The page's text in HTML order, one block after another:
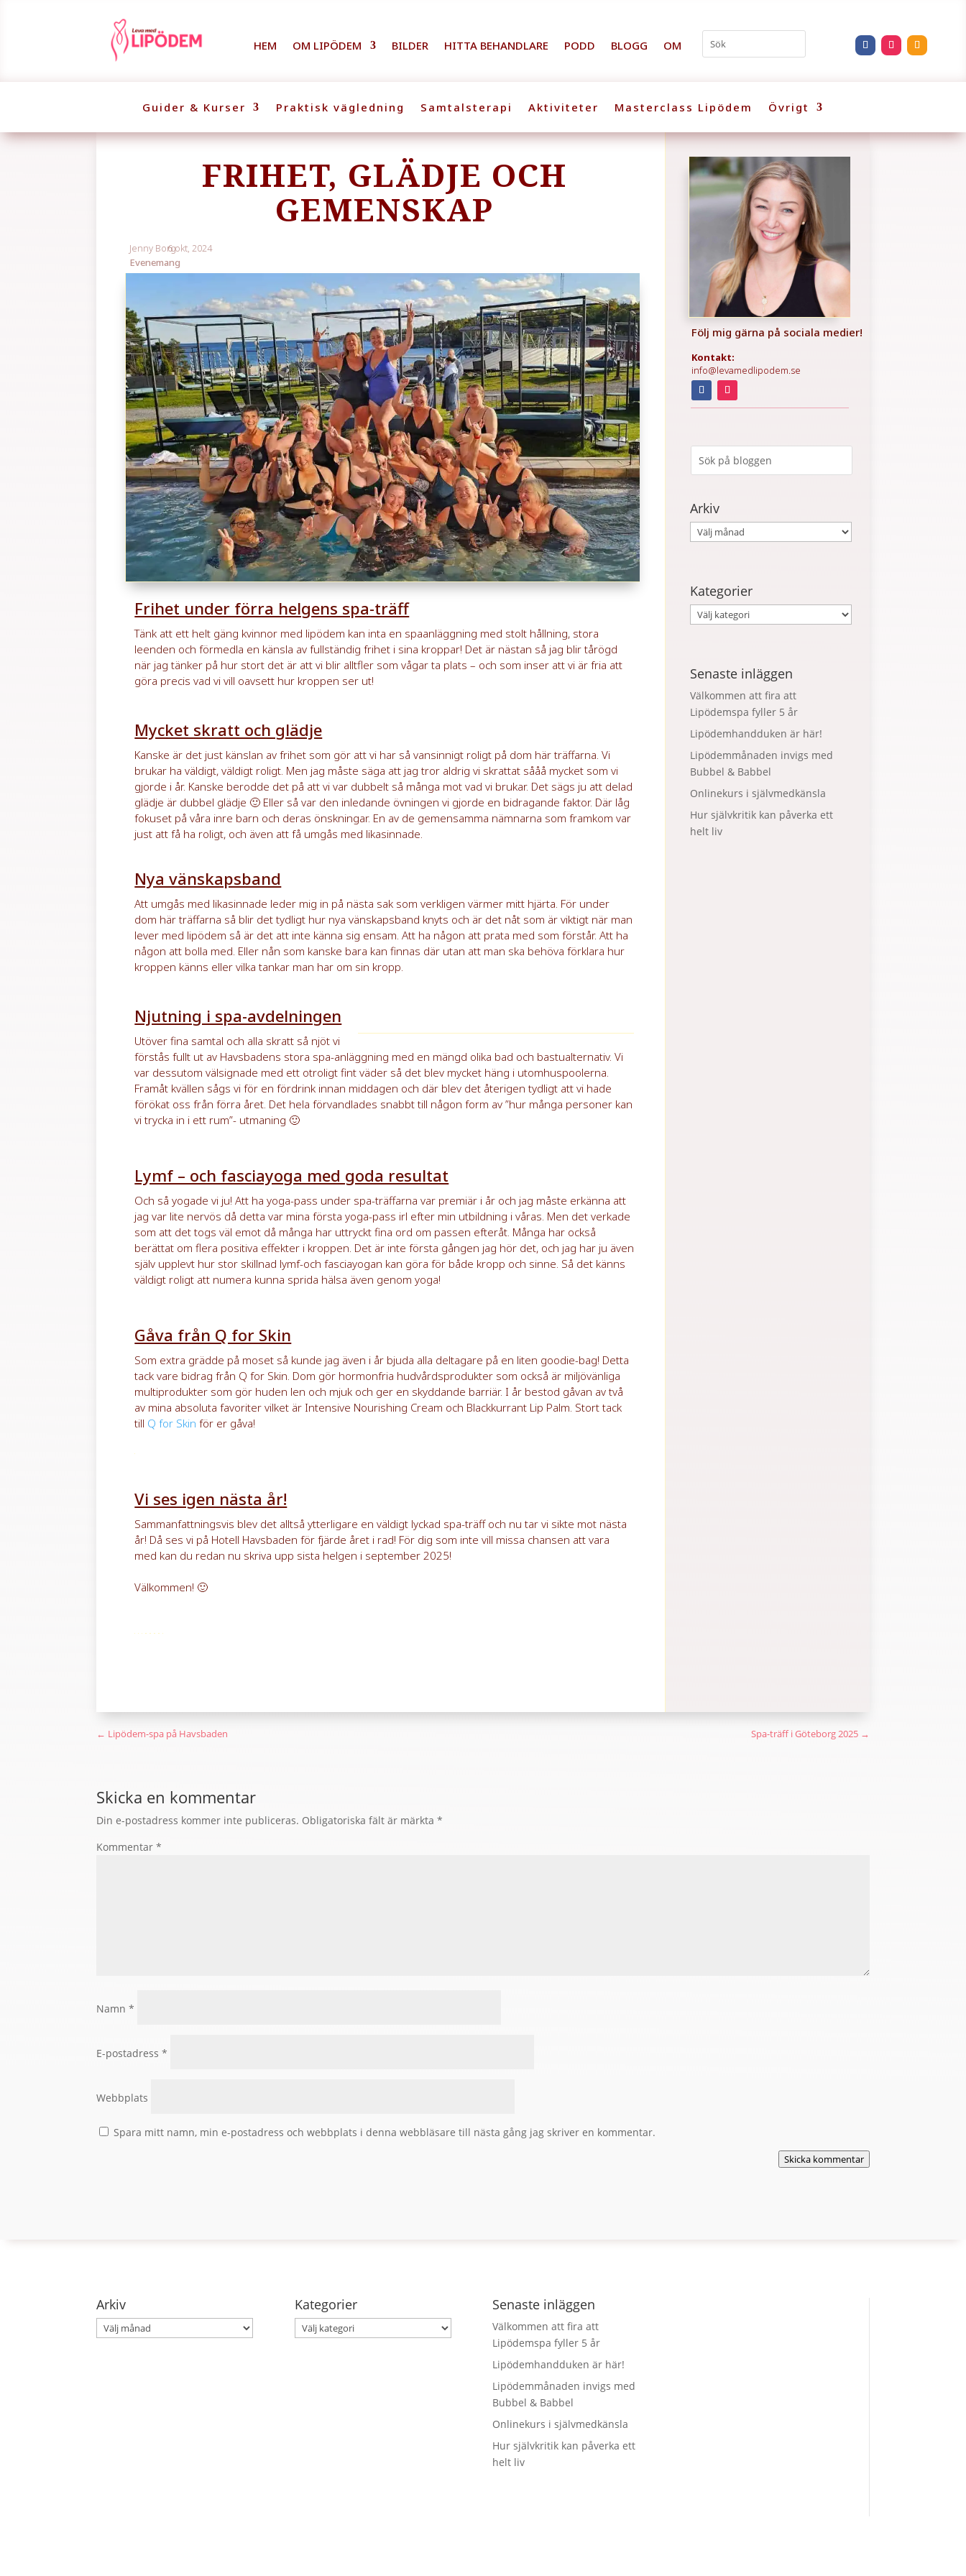
HEM OM LIPÖDEM BILDER HITTA BEHANDLARE PODD BLOGG OM
Guider & Kurser Praktisk vägledning Samtalsterapi Aktiviteter Masterclass Lipödem Övrigt
FRIHET, GLÄDJE OCH
GEMENSKAP
Jenny Borg6 okt, 2024
Evenemang
Frihet under förra helgens spa-träff
Tänk att ett helt gäng kvinnor med lipödem kan inta en spaanläggning med stolt hållning, stora
leenden och förmedla en känsla av fullständig frihet i sina kroppar! Det är nästan så jag blir tårögd
när jag tänker på hur stort det är att vi blir alltfler som vågar ta plats – och som inser att vi är fria att
göra precis vad vi vill oavsett hur kroppen ser ut!
Mycket skratt och glädje
Kanske är det just känslan av frihet som gör att vi har så vansinnigt roligt på dom här träffarna. Vi
brukar ha väldigt, väldigt roligt. Men jag måste säga att jag tror aldrig vi skrattat sååå mycket som vi
gjorde i år. Kanske berodde det på att vi var dubbelt så många mot vad vi brukar. Det sägs ju att delad
glädje är dubbel glädje 🙂 Eller så var den inledande övningen vi gjorde en bidragande faktor. Där låg
fokuset på våra inre barn och deras önskningar. En av de gemensamma nämnarna som framkom var
just att få ha roligt, och även att få umgås med likasinnade.
Nya vänskapsband
Att umgås med likasinnade leder mig in på nästa sak som verkligen värmer mitt hjärta. För under
dom här träffarna så blir det tydligt hur nya vänskapsband knyts och är det nåt som är viktigt när man
lever med lipödem så är det att inte känna sig ensam. Att ha någon att prata med som förstår. Att ha
någon att bolla med. Eller nån som kanske bara kan finnas där utan att man ska behöva förklara hur
kroppen känns eller vilka tankar man har om sin kropp.
Njutning i spa-avdelningen
Utöver fina samtal och alla skratt så njöt vi
förstås fullt ut av Havsbadens stora spa-anläggning med en mängd olika bad och bastualternativ. Vi
var dessutom välsignade med ett otroligt fint väder så det blev mycket häng i utomhuspoolerna.
Framåt kvällen sågs vi för en fördrink innan middagen och där blev det återigen tydligt att vi hade
förökat oss från förra året. Det hela förvandlades snabbt till någon form av ”hur många personer kan
vi trycka in i ett rum”- utmaning 🙂
Lymf – och fasciayoga med goda resultat
Och så yogade vi ju! Att ha yoga-pass under spa-träffarna var premiär i år och jag måste erkänna att
jag var lite nervös då detta var mina första yoga-pass irl efter min utbildning i våras. Men det verkade
som att det togs väl emot då många har uttryckt fina ord om passen efteråt. Många har också
berättat om flera positiva effekter i kroppen. Det är inte första gången jag hör det, och jag har ju även
själv upplevt hur stor skillnad lymf-och fasciayogan kan göra för både kropp och sinne. Så det känns
väldigt roligt att numera kunna sprida hälsa även genom yoga!
Gåva från Q for Skin
Som extra grädde på moset så kunde jag även i år bjuda alla deltagare på en liten goodie-bag! Detta
tack vare bidrag från Q for Skin. Dom gör hormonfria hudvårdsprodukter som också är miljövänliga
multiprodukter som gör huden len och mjuk och ger en skyddande barriär. I år bestod gåvan av två
av mina absoluta favoriter vilket är Intensive Nourishing Cream och Blackkurrant Lip Palm. Stort tack
till Q for Skin för er gåva!
Vi ses igen nästa år!
Sammanfattningsvis blev det alltså ytterligare en väldigt lyckad spa-träff och nu tar vi sikte mot nästa
år! Då ses vi på Hotell Havsbaden för fjärde året i rad! För dig som inte vill missa chansen att vara
med kan du redan nu skriva upp sista helgen i september 2025!
Välkommen! 🙂
Följ mig gärna på sociala medier!
Kontakt:
info@levamedlipodem.se
Arkiv
Arkiv
Kategorier
Kategorier
Senaste inläggen
Välkommen att fira att
Lipödemspa fyller 5 år
Lipödemhandduken är här!
Lipödemmånaden invigs med
Bubbel & Babbel
Onlinekurs i självmedkänsla
Hur självkritik kan påverka ett
helt liv
← Lipödem-spa på Havsbaden Spa-träff i Göteborg 2025→
Skicka en kommentar
Din e-postadress kommer inte publiceras. Obligatoriska fält är märkta*
Kommentar*
Namn*
E-postadress*
Webbplats
Spara mitt namn, min e-postadress och webbplats i denna webbläsare till nästa gång jag skriver en kommentar.
Skicka kommentar
Arkiv
Arkiv
Kategorier
Kategorier
Senaste inläggen
Välkommen att fira att
Lipödemspa fyller 5 år
Lipödemhandduken är här!
Lipödemmånaden invigs med
Bubbel & Babbel
Onlinekurs i självmedkänsla
Hur självkritik kan påverka ett
helt liv